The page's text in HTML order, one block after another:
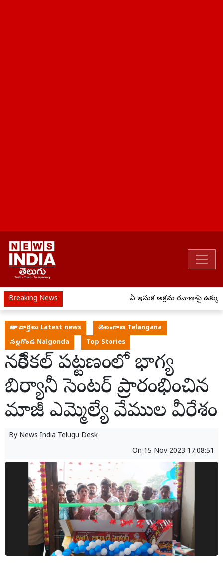
Breaking News ఏపీ ఇసుక అక్రమ రవాణాపై
తాజా వార్తలు Latest news
తెలంగాణ Telangana
నల్లగొండ Nalgonda
Top Stories
నకిరేకల్ పట్టణంలో భాగ్య
బిర్యానీ సెంటర్ ప్రారంభించిన
మాజీ ఎమ్మెల్యే వేముల వీరేశం
By News India Telugu Desk
On 15 Nov 2023 17:08:51